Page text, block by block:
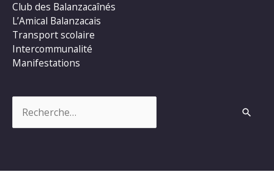
Club des Balanzacaînés
L’Amical Balanzacais
Transport scolaire
Intercommunalité
Manifestations